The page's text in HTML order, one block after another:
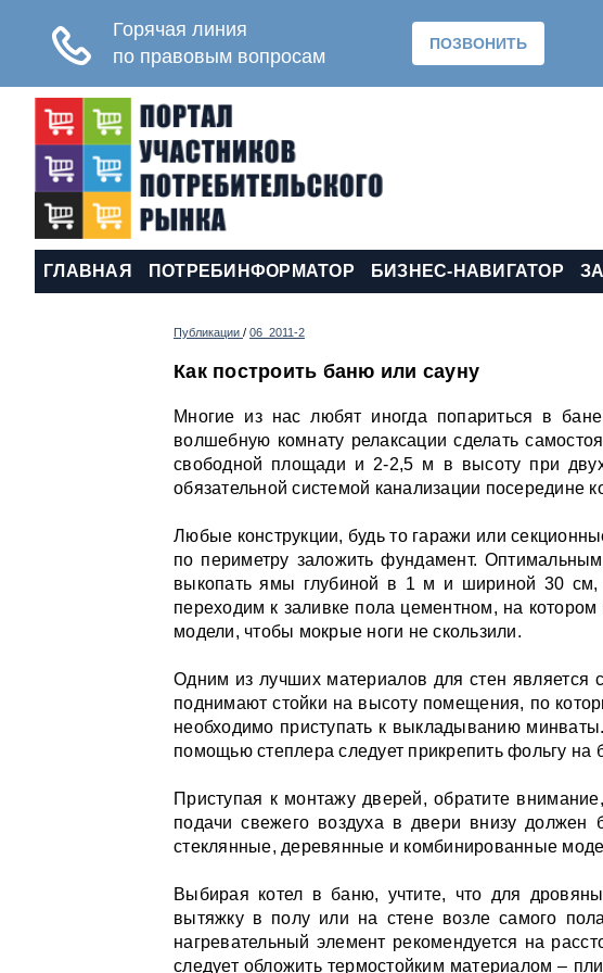
ГЛАВНАЯ ПОТРЕБИНФОРМАТОР БИЗНЕС-НАВИГАТОР
Публикации / 06_2011-2
Как построить баню или сауну
Многие из нас любят иногда попариться в
волшебную комнату релаксации сделать
свободной площади и 2-2,5 м в высоту при
обязательной системой канализации посередине
Любые конструкции, будь то гаражи или
по периметру заложить фундамент.
выкопать ямы глубиной в 1 м и шириной 30 см,
переходим к заливке пола цементном, на
модели, чтобы мокрые ноги не скользили.
Одним из лучших материалов для стен является
поднимают стойки на высоту помещения, по
необходимо приступать к выкладыванию
помощью степлера следует прикрепить фольгу на
Приступая к монтажу дверей, обратите
подачи свежего воздуха в двери внизу
стеклянные, деревянные и комбинированные
Выбирая котел в баню, учтите, что для
вытяжку в полу или на стене возле самого
нагревательный элемент рекомендуется на
следует обложить термостойким материалом –